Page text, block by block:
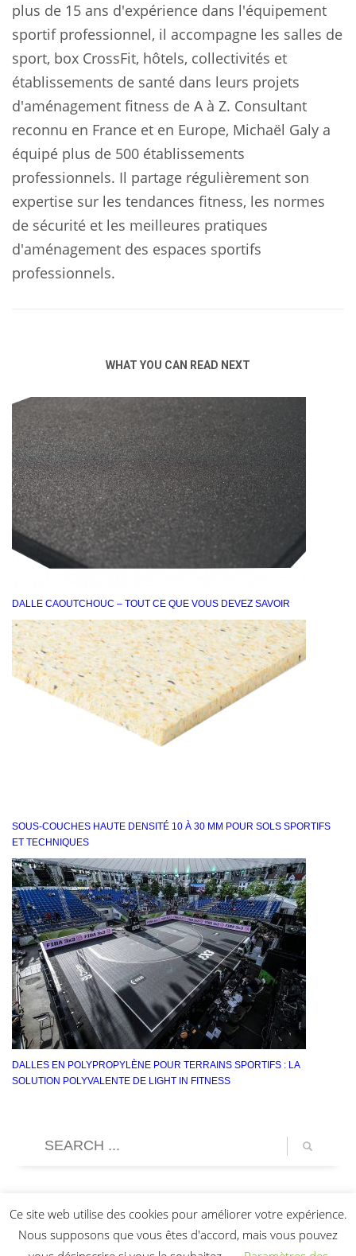
plus de 15 ans d'expérience dans l'équipement
sportif professionnel, il accompagne les salles de
sport, box CrossFit, hôtels, collectivités et
établissements de santé dans leurs projets
d'aménagement fitness de A à Z. Consultant
reconnu en France et en Europe, Michaël Galy a
équipé plus de 500 établissements
professionnels. Il partage régulièrement son
expertise sur les tendances fitness, les normes
de sécurité et les meilleures pratiques
d'aménagement des espaces sportifs
professionnels.
WHAT YOU CAN READ NEXT
DALLE CAOUTCHOUC – TOUT CE QUE VOUS DEVEZ SAVOIR
SOUS‑COUCHES HAUTE DENSITÉ 10 À 30 MM POUR SOLS SPORTIFS
ET TECHNIQUES
DALLES EN POLYPROPYLÈNE POUR TERRAINS SPORTIFS : LA
SOLUTION POLYVALENTE DE LIGHT IN FITNESS
Ce site web utilise des cookies pour améliorer votre expérience.
Nous supposons que vous êtes d'accord, mais vous pouvez